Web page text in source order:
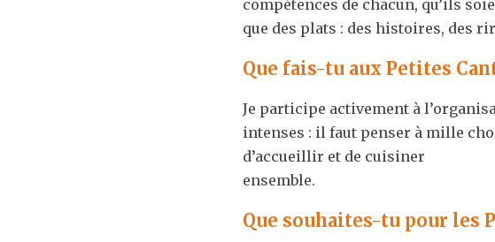
compétences de chacun, qu’ils
que des plats : des histoires, des
Que fais-tu aux Petites
Je participe activement à
intenses : il faut penser à mille
d’accueillir et de cuisiner
ensemble.
Que souhaites-tu pour les